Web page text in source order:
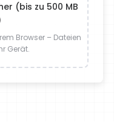
(bis zu 500 MB
Browser – Dateien
Gerät.